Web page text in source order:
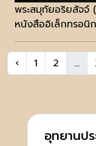
พระสมุทัยอริยสัจจ์
หนังสืออิเล็กทรอนิ
‹ 1 2 ...
อุทยานป